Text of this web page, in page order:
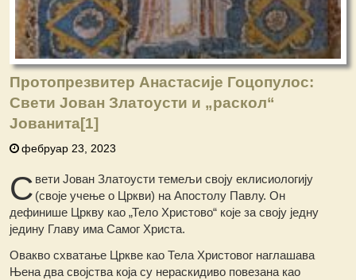
Протопрезвитер Анастасије Гоцопулос:
Свети Јован Златоусти и „раскол“
Јованита[1]
фебруар 23, 2023
С вети Јован Златоусти темељи своју еклисиологију
(своје учење о Цркви) на Апостолу Павлу. Он
дефинише Цркву као „Тело Христово“ које за своју једну
једину Главу има Самог Христа.
Овакво схватање Цркве као Тела Христовог наглашава
Њена два својства која су нераскидиво повезана као